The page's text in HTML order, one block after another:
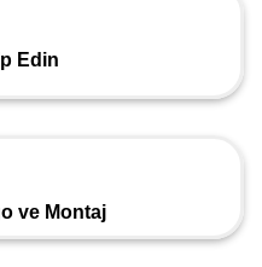
Edin
ve Montaj